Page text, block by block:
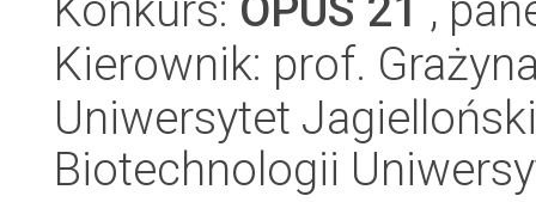
Kierownik: prof.
Uniwersytet
Biotechnologii